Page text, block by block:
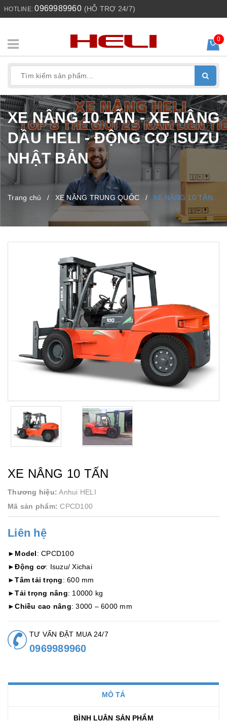
HOTLINE:0969989960 (HỖ TRỢ 24/7)
0
XE NÂNG 10 TẤN - XE NÂNG
DẦU HELI - ĐỘNG CƠ ISUZU
NHẬT BẢN
Trang chủ / XE NÂNG TRUNG QUỐC / XE NÂNG 10 TẤN
XE NÂNG 10 TẤN
Thương hiệu: Anhui HELI
Mã sản phẩm: CPCD100
Liên hệ
► Model: CPCD100
►Động cơ: Isuzu/ Xichai
►Tâm tải trọng: 600 mm
►Tải trọng nâng: 10000 kg
►Chiều cao nâng: 3000 – 6000 mm
TƯ VẤN ĐẶT MUA 24/7
0969989960
MÔ TẢ
BÌNH LUẬN SẢN PHẨM